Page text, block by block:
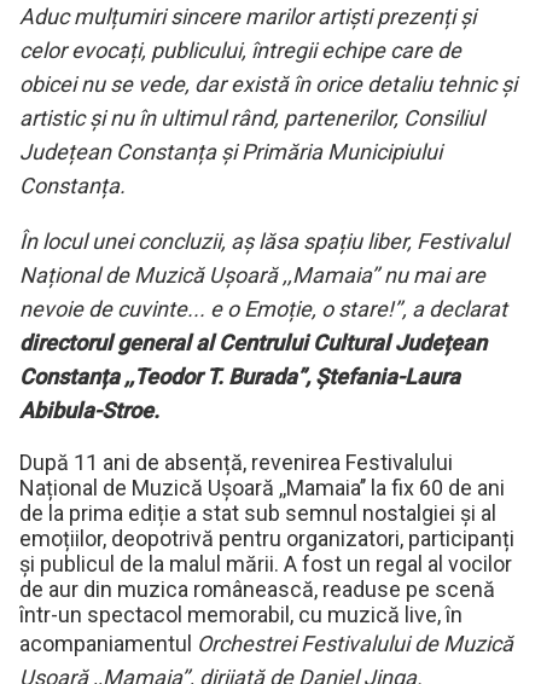
Aduc mulțumiri sincere marilor artiști prezenți și
celor evocați, publicului, întregii echipe care de
obicei nu se vede, dar există în orice detaliu tehnic și
artistic și nu în ultimul rând, partenerilor, Consiliul
Județean Constanța și Primăria Municipiului
Constanța.
În locul unei concluzii, aș lăsa spațiu liber, Festivalul
Național de Muzică Ușoară ,,Mamaia’’ nu mai are
nevoie de cuvinte... e o Emoție, o stare!’’, a declarat
directorul general al Centrului Cultural Județean
Constanța ,,Teodor T. Burada’’, Ștefania-Laura
Abibula-Stroe.
După 11 ani de absență, revenirea Festivalului
Național de Muzică Ușoară ,,Mamaia’’ la fix 60 de ani
de la prima ediție a stat sub semnul nostalgiei și al
emoțiilor, deopotrivă pentru organizatori, participanți
și publicul de la malul mării. A fost un regal al vocilor
de aur din muzica românească, readuse pe scenă
într-un spectacol memorabil, cu muzică live, în
acompaniamentul Orchestrei Festivalului de Muzică
Ușoară ,,Mamaia’’, dirijată de Daniel Jinga.